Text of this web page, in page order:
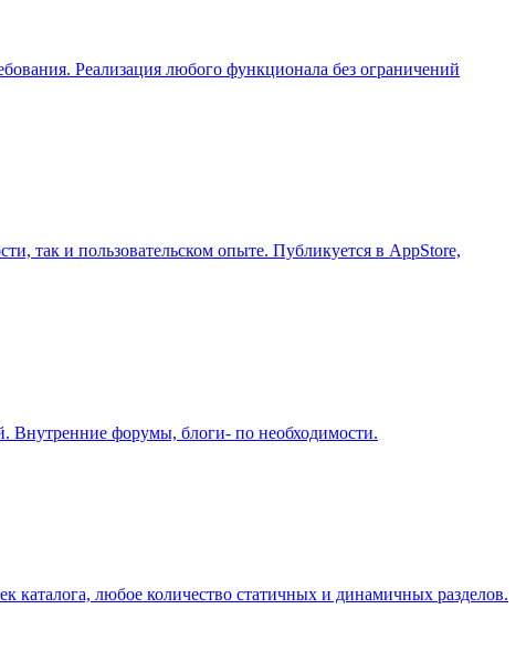
Реализация любого функционала без ограничений
так и пользовательском опыте. Публикуется в AppStore,
Внутренние форумы, блоги- по необходимости.
каталога, любое количество статичных и динамичных разделов.